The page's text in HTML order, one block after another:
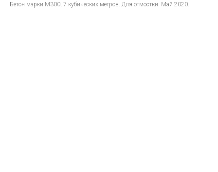
Бетон марки М300, 7 кубических метров. Для отмостки. Май 2020.